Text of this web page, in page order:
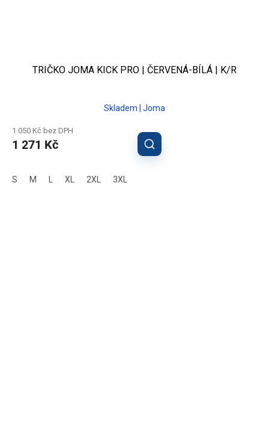
TRIČKO JOMA KICK PRO | ČERVENÁ-BÍLÁ | K/R
Skladem | Joma
1 050 Kč bez DPH
1 271 Kč
S M L XL 2XL 3XL